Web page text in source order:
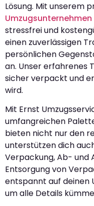
Lösung. Mit unserem
Umzugsunternehmen
stressfrei und
einen zuverlässigen
persönlichen
an. Unser erfahrenes
sicher verpackt und
wird.
Mit Ernst
umfangreichen
bieten nicht nur den
unterstützen dich
Verpackung, Ab- und
Entsorgung von
entspannt auf deinen
um alle Details